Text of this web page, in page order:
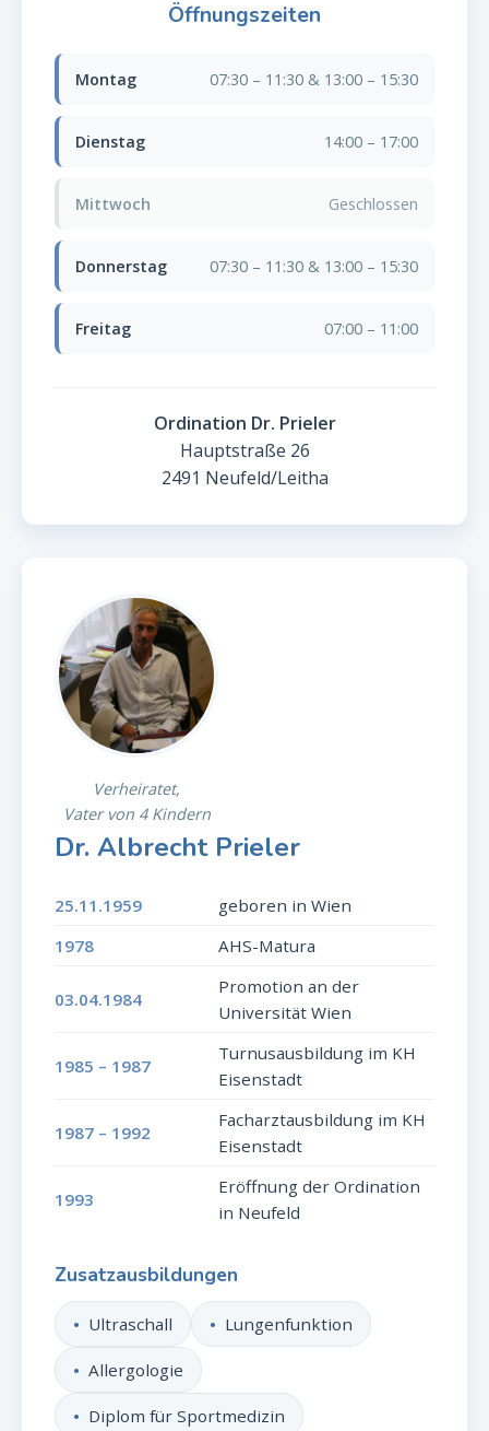
Öffnungszeiten
Montag 07:30 – 11:30 & 13:00 – 15:30
Dienstag 14:00 – 17:00
Mittwoch Geschlossen
Donnerstag 07:30 – 11:30 & 13:00 – 15:30
Freitag 07:00 – 11:00
Ordination Dr. Prieler
Hauptstraße 26
2491 Neufeld/Leitha
Verheiratet,
Vater von 4 Kindern
Dr. Albrecht Prieler
25.11.1959
geboren in Wien
1978
AHS-Matura
03.04.1984
Promotion an der
Universität Wien
1985 – 1987
Turnusausbildung im KH
Eisenstadt
1987 – 1992
Facharztausbildung im KH
Eisenstadt
1993
Eröffnung der Ordination
in Neufeld
Zusatzausbildungen
Ultraschall Lungenfunktion
Allergologie
Diplom für Sportmedizin